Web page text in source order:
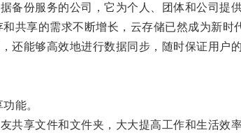
份服务的公司，它为个人、团体和公司提
享的需求不断增长，云存储已然成为新时
能够高效地进行数据同步，随时保证用户的
能。
享文件和文件夹，大大提高工作和生活效率